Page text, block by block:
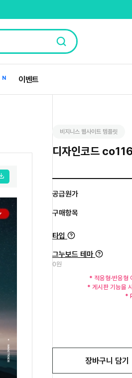
N 이벤트
비지니스 웹사이트 템플릿
디자인코드
공급원가
구매항목
타입
그누보드 테마
0원
* 적응형·반응형
* 게시판 기능을
*
장바구니 담기